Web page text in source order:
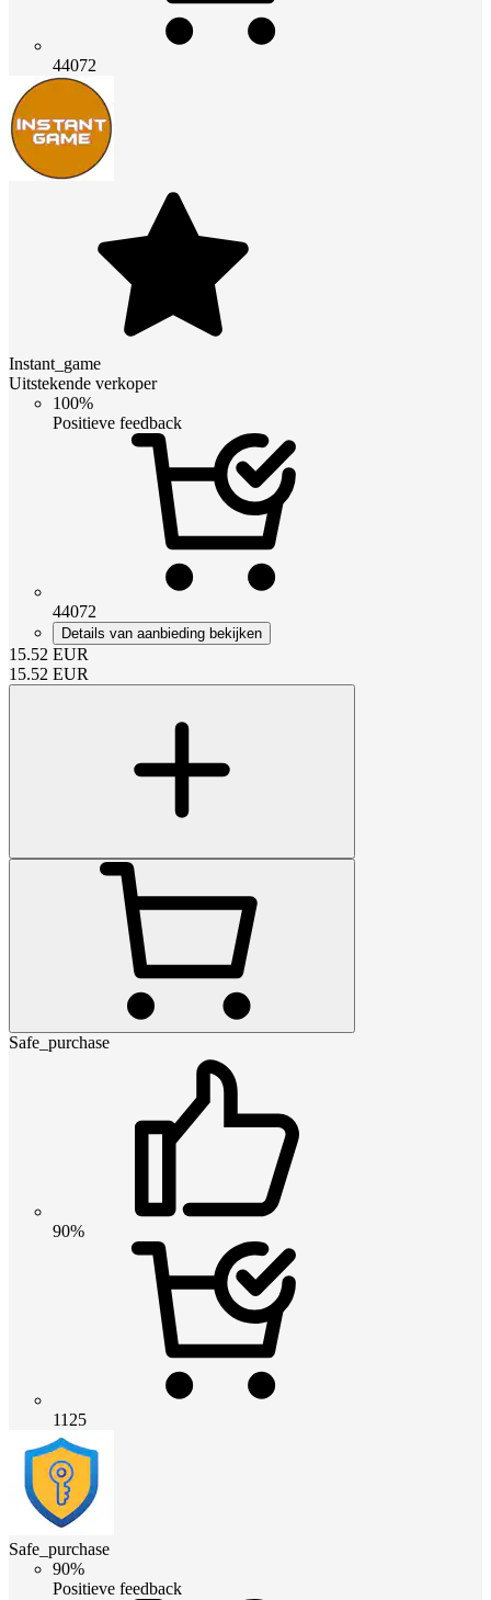
44072
Instant_game
Uitstekende verkoper
100%
Positieve feedback
44072
Details van aanbieding bekijken
15.52 EUR
15.52 EUR
Safe_purchase
90%
1125
Safe_purchase
90%
Positieve feedback